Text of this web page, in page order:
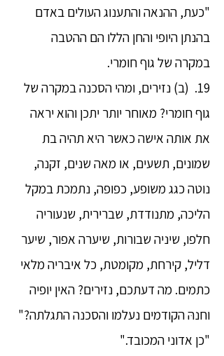
"כעת, ההנאה והתענוג העולים באדם
בהנתן היופי והחן הללו הם ההטבה
במקרה של גוף חומרי.
19. (ב) נזירים, ומהי הסכנה במקרה של
גוף חומרי? מאוחר יותר יתכן והוא יראה
את אותה אישה כאשר היא תהיה בת
שמונים, תשעים, או מאה שנים, זקנה,
נוטה כגג משופע, כפופה, נתמכת במקל
הליכה, מתנודדת, שברירית, שנעוריה
חלפו, שיניה שבורות, שיערה אפור, שיער
דליל, קירחת, מקומטת, כל איבריה מלאי
כתמים. מה דעתכם, נזירים? האין יופיה
וחנהּ הקודמים נעלמו והסכנה התגלתה?"
"כן אדוני המכובד."